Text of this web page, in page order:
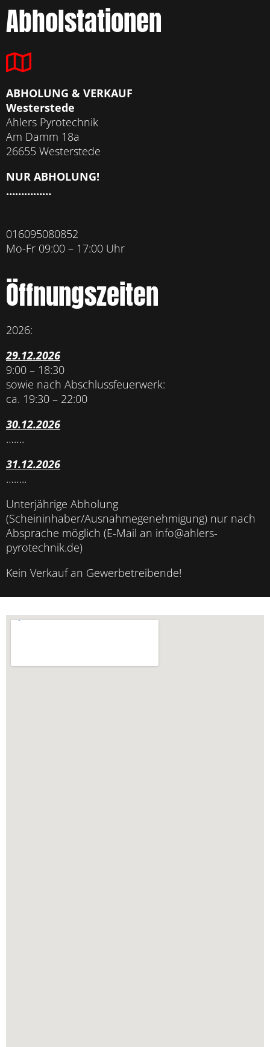
Abholstationen
ABHOLUNG & VERKAUF
Westerstede
Ahlers Pyrotechnik
Am Damm 18a
26655 Westerstede
NUR ABHOLUNG!
……………
016095080852
Mo-Fr 09:00 – 17:00 Uhr
Öffnungszeiten
2026:
29.12.2026
9:00 – 18:30
sowie nach Abschlussfeuerwerk:
ca. 19:30 – 22:00
30.12.2026
…….
31.12.2026
……..
Unterjährige Abholung
(Scheininhaber/Ausnahmegenehmigung) nur nach
Absprache möglich (E-Mail an info@ahlers-
pyrotechnik.de)
Kein Verkauf an Gewerbetreibende!